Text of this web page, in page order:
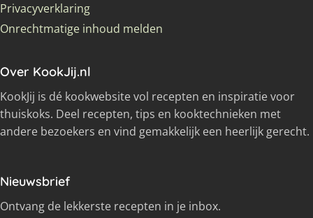
Privacyverklaring
Onrechtmatige inhoud melden
Over KookJij.nl
KookJij is dé kookwebsite vol recepten en inspiratie voor
thuiskoks. Deel recepten, tips en kooktechnieken met
andere bezoekers en vind gemakkelijk een heerlijk gerecht.
Nieuwsbrief
Ontvang de lekkerste recepten in je inbox.